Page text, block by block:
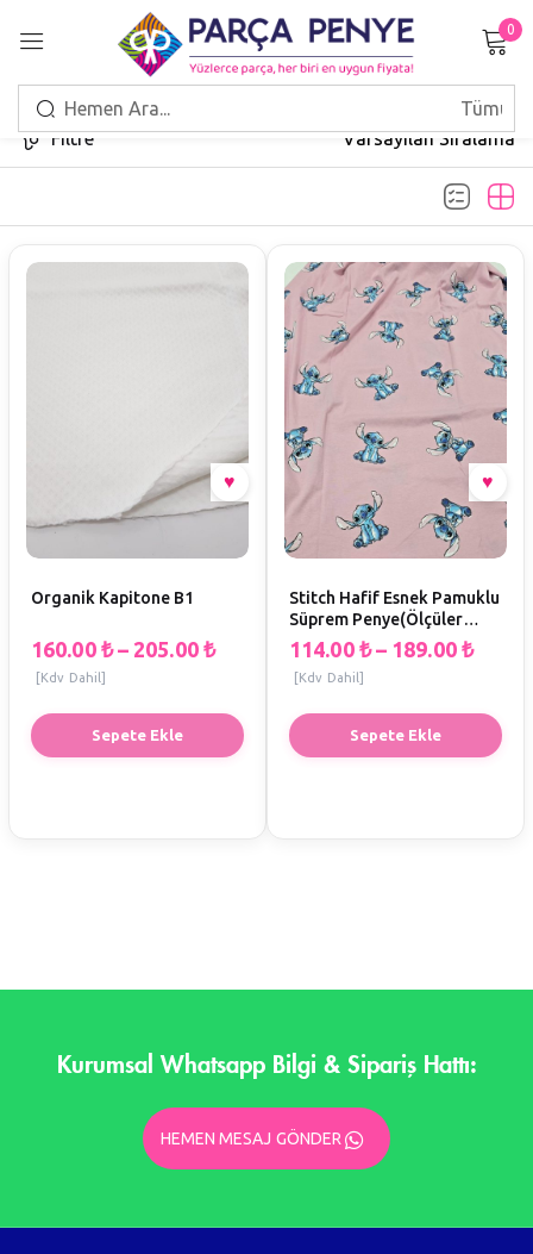
0
Filtre Varsayılan Sıralama
Sepete Ekle
Organik Kapitone B1
160.00 ₺ – 205.00 ₺
[Kdv Dahil]
Sepete Ekle
Stitch Hafif Esnek Pamuklu
Süprem Penye(Ölçüler
EnxBoy) (Ğ1)
114.00 ₺ – 189.00 ₺
[Kdv Dahil]
Kurumsal Whatsapp Bilgi & Sipariş Hattı:
HEMEN MESAJ GÖNDER
Giriş Yap
GIRIŞ
HESAP OLUŞTUR